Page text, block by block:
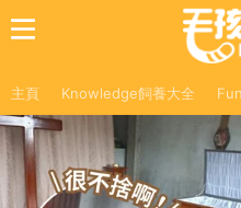
主頁 Knowledge飼養大全